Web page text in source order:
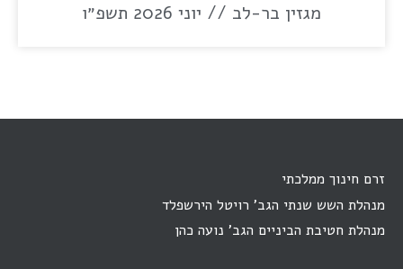
מגזין בר-לב // יוני 2026 תשפ״ו
זרם חינוך ממלכתי
מנהלת השש שנתי הגב' רויטל הירשפלד
מנהלת חטיבת הביניים הגב' נועה כהן